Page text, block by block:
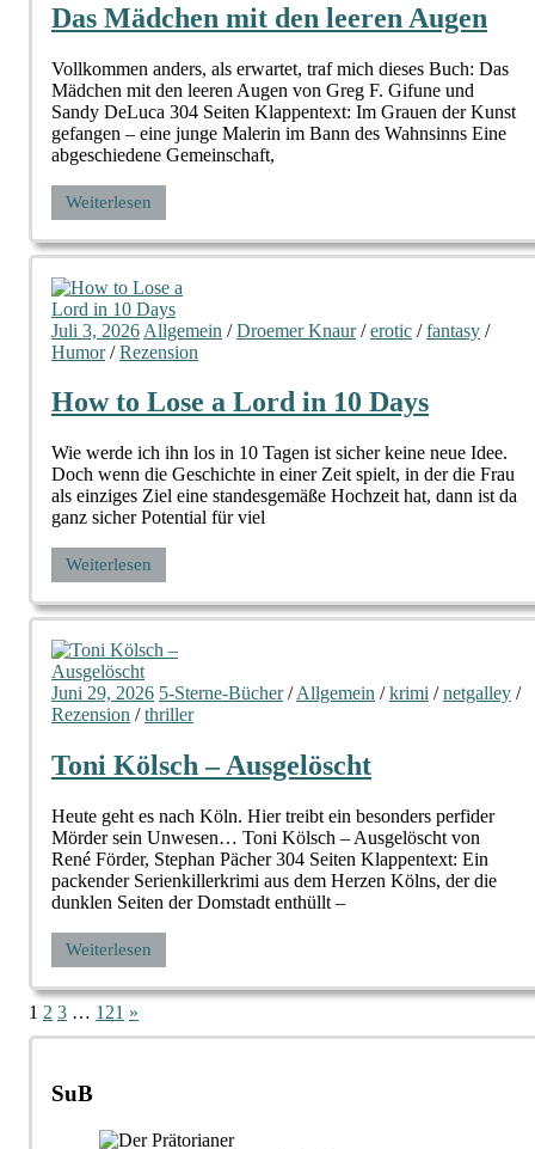
Das Mädchen mit den leeren Augen
Vollkommen anders, als erwartet, traf mich dieses Buch: Das
Mädchen mit den leeren Augen von Greg F. Gifune und
Sandy DeLuca 304 Seiten Klappentext: Im Grauen der Kunst
gefangen – eine junge Malerin im Bann des Wahnsinns Eine
abgeschiedene Gemeinschaft,
Weiterlesen
Juli 3, 2026 Allgemein /Droemer Knaur/erotic /fantasy /
Humor/Rezension
How to Lose a Lord in 10 Days
Wie werde ich ihn los in 10 Tagen ist sicher keine neue Idee.
Doch wenn die Geschichte in einer Zeit spielt, in der die Frau
als einziges Ziel eine standesgemäße Hochzeit hat, dann ist da
ganz sicher Potential für viel
Weiterlesen
Juni 29, 2026 5-Sterne-Bücher/Allgemein /krimi /netgalley /
Rezension /thriller
Toni Kölsch – Ausgelöscht
Heute geht es nach Köln. Hier treibt ein besonders perfider
Mörder sein Unwesen… Toni Kölsch – Ausgelöscht von
René Förder, Stephan Pächer 304 Seiten Klappentext: Ein
packender Serienkillerkrimi aus dem Herzen Kölns, der die
dunklen Seiten der Domstadt enthüllt –
Weiterlesen
Seitennummerierung
der
Beiträge
1 2 3 … 121 Nächste
Beiträge
»
SuB